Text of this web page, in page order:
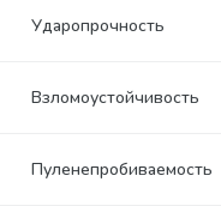
Ударопрочность
Взломоустойчивость
Пуленепробиваемость